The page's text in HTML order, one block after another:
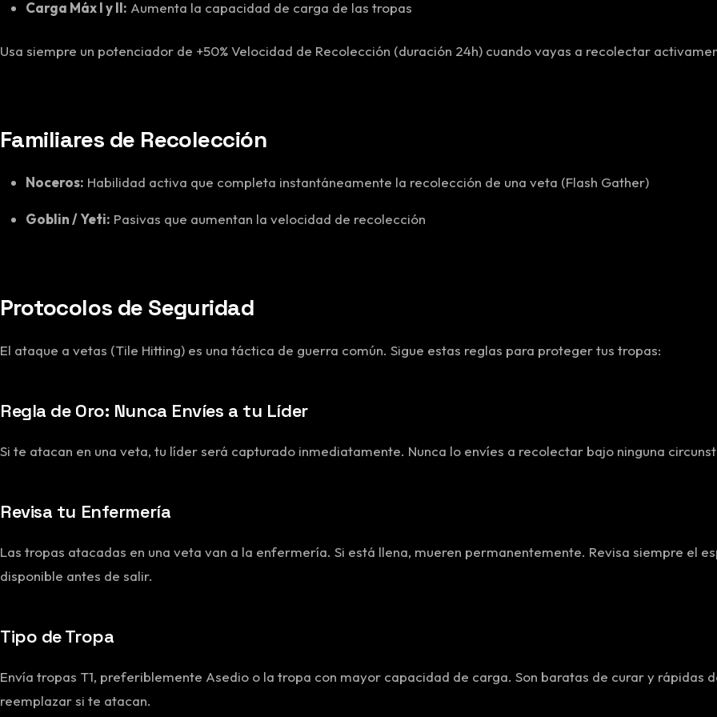
Carga Máx I y II: Aumenta la capacidad de carga de las tropas
Usa siempre un potenciador de +50% Velocidad de Recolección (duración 24h) cuando vayas a recolectar
Familiares de Recolección
Noceros: Habilidad activa que completa instantáneamente la recolección de una veta (Flash Gather)
Goblin / Yeti: Pasivas que aumentan la velocidad de recolección
Protocolos de Seguridad
El ataque a vetas (Tile Hitting) es una táctica de guerra común. Sigue estas reglas para proteger tus tropas:
Regla de Oro: Nunca Envíes a tu Líder
Si te atacan en una veta, tu líder será capturado inmediatamente. Nunca lo envíes a recolectar bajo ninguna
Revisa tu Enfermería
Las tropas atacadas en una veta van a la enfermería. Si está llena, mueren permanentemente. Revisa siempre el
disponible antes de salir.
Tipo de Tropa
Envía tropas T1, preferiblemente Asedio o la tropa con mayor capacidad de carga. Son baratas de curar y rápidas
reemplazar si te atacan.